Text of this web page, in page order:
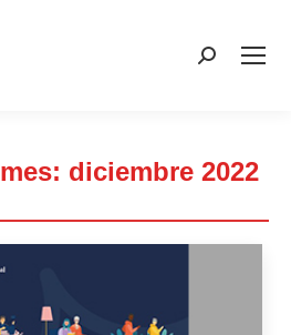
Buscar:
diciembre 2022